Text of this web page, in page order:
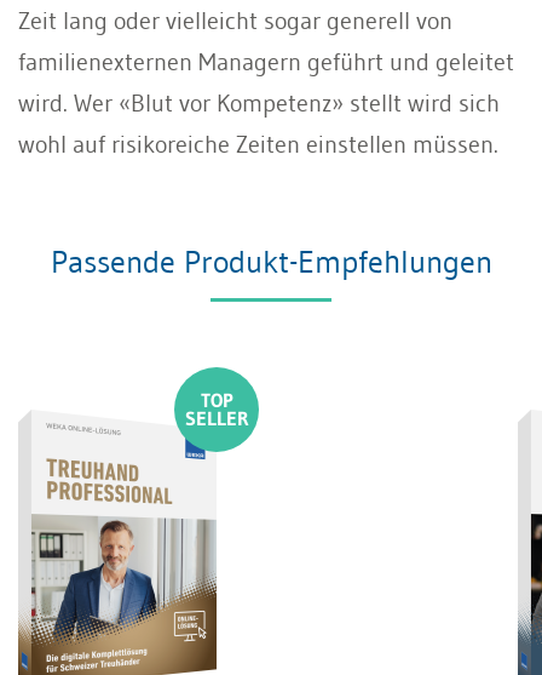
Zeit lang oder vielleicht sogar generell von
familienexternen Managern geführt und geleitet
wird. Wer «Blut vor Kompetenz» stellt wird sich
wohl auf risikoreiche Zeiten einstellen müssen.
Passende Produkt-Empfehlungen